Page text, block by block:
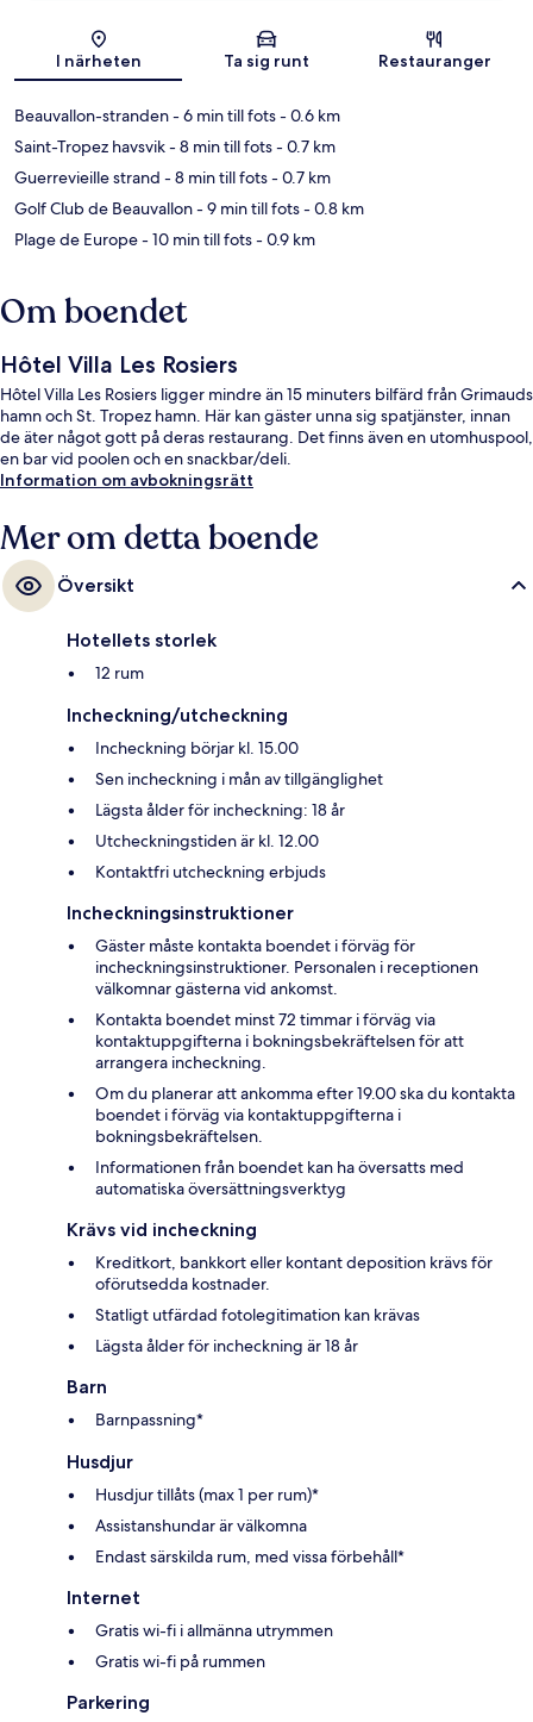
I närheten Ta sig runt Restauranger
Beauvallon-stranden- 6 min till fots- 0.6 km
Saint-Tropez havsvik- 8 min till fots- 0.7 km
Guerrevieille strand - 8 min till fots- 0.7 km
Golf Club de Beauvallon- 9 min till fots- 0.8 km
Plage de Europe- 10 min till fots- 0.9 km
Om boendet
Hôtel Villa Les Rosiers
Hôtel Villa Les Rosiers ligger mindre än 15 minuters bilfärd från Grimauds
hamn och St. Tropez hamn. Här kan gäster unna sig spatjänster, innan
de äter något gott på deras restaurang. Det finns även en utomhuspool,
en bar vid poolen och en snackbar/deli.
Information om avbokningsrätt
Mer om detta boende
Översikt
Hotellets storlek
12 rum
Incheckning/utcheckning
Incheckning börjar kl. 15.00
Sen incheckning i mån av tillgänglighet
Lägsta ålder för incheckning: 18 år
Utcheckningstiden är kl. 12.00
Kontaktfri utcheckning erbjuds
Incheckningsinstruktioner
Gäster måste kontakta boendet i förväg för
incheckningsinstruktioner. Personalen i receptionen
välkomnar gästerna vid ankomst.
Kontakta boendet minst 72 timmar i förväg via
kontaktuppgifterna i bokningsbekräftelsen för att
arrangera incheckning.
Om du planerar att ankomma efter 19.00 ska du kontakta
boendet i förväg via kontaktuppgifterna i
bokningsbekräftelsen.
Informationen från boendet kan ha översatts med
automatiska översättningsverktyg
Krävs vid incheckning
Kreditkort, bankkort eller kontant deposition krävs för
oförutsedda kostnader.
Statligt utfärdad fotolegitimation kan krävas
Lägsta ålder för incheckning är 18 år
Barn
Barnpassning*
Husdjur
Husdjur tillåts (max 1 per rum)*
Assistanshundar är välkomna
Endast särskilda rum, med vissa förbehåll*
Internet
Gratis wi-fi i allmänna utrymmen
Gratis wi-fi på rummen
Parkering